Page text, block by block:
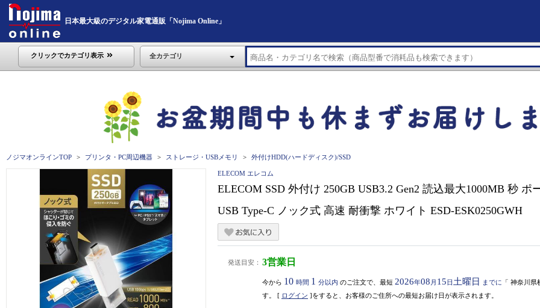
日本最大級のデジタル家電通販「Nojima Online」
クリックでカテゴリ表示 全カテゴリ
ノジマオンラインTOP プリンタ・PC周辺機器 ストレージ・USBメモリ 外付けHDD(ハードディスク)/SSD
ELECOM エレコム
ELECOM SSD 外付け 250GB USB3.2 Gen2 読込最大1000MB 秒 ポ
USB Type-C ノック式 高速 耐衝撃 ホワイト ESD-ESK0250GWH
発送目安： 3営業日
今から 10 時間 1 分以内 のご注文で、最短 2026年08 月 15日 土曜日 までに 「 神奈川県
す。 [ ログイン ]をすると、お客様のご住所への最短お届け日が表示されます。